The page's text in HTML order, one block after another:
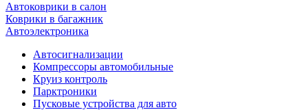
Автоковрики в салон
Коврики в багажник
Автоэлектроника
Автосигнализации
Компрессоры автомобильные
Круиз контроль
Парктроники
Пусковые устройства для авто